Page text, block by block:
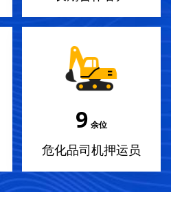
10 余位
危化品司机押运员